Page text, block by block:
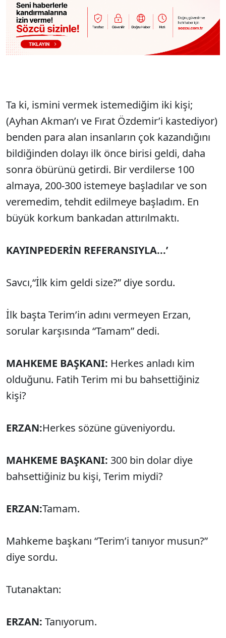
Ta ki, ismini vermek istemediğim iki kişi;
(Ayhan Akman’ı ve Fırat Özdemir’i kastediyor)
benden para alan insanların çok kazandığını
bildiğinden dolayı ilk önce birisi geldi, daha
sonra öbürünü getirdi. Bir verdilerse 100
almaya, 200-300 istemeye başladılar ve son
veremedim, tehdit edilmeye başladım. En
büyük korkum bankadan attırılmaktı.
KAYINPEDERİN REFERANSIYLA...’
Savcı,“İlk kim geldi size?” diye sordu.
İlk başta Terim’in adını vermeyen Erzan,
sorular karşısında “Tamam” dedi.
MAHKEME BAŞKANI: Herkes anladı kim
olduğunu. Fatih Terim mi bu bahsettiğiniz
kişi?
ERZAN:Herkes sözüne güveniyordu.
MAHKEME BAŞKANI: 300 bin dolar diye
bahsettiğiniz bu kişi, Terim miydi?
ERZAN:Tamam.
Mahkeme başkanı “Terim’i tanıyor musun?”
diye sordu.
Tutanaktan:
ERZAN: Tanıyorum.